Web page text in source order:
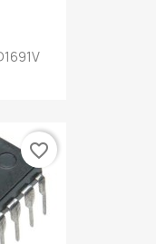
favorite_border